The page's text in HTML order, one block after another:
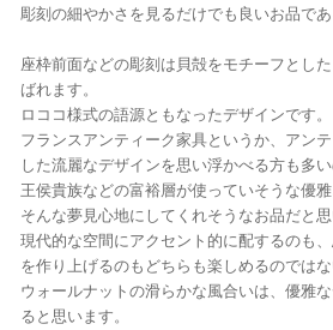
彫刻の細やかさを見るだけでも良いお品であ
座枠前面などの彫刻は貝殻をモチーフとし
ばれます。
ロココ様式の語源ともなったデザインです。
フランスアンティーク家具というか、アン
した流麗なデザインを思い浮かべる方も多
王侯貴族などの富裕層が使っていそうな優雅
そんな夢見心地にしてくれそうなお品だと思
現代的な空間にアクセント的に配するのも
を作り上げるのもどちらも楽しめるのではな
ウォールナットの滑らかな風合いは、優雅
ると思います。